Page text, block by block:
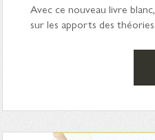
Avec ce nouveau livre
sur les apports des